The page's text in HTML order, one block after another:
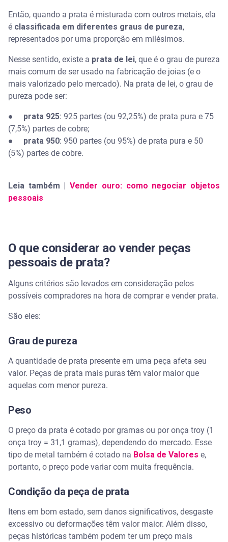
Então, quando a prata é misturada com outros metais, ela
é classificada em diferentes graus de pureza,
representados por uma proporção em milésimos.
Nesse sentido, existe a prata de lei, que é o grau de pureza
mais comum de ser usado na fabricação de joias (e o
mais valorizado pelo mercado). Na prata de lei, o grau de
pureza pode ser:
● prata 925: 925 partes (ou 92,25%) de prata pura e 75
(7,5%) partes de cobre;
● prata 950: 950 partes (ou 95%) de prata pura e 50
(5%) partes de cobre.
Leia também |
Vender ouro: como negociar objetos
pessoais
O que considerar ao vender peças
pessoais de prata?
Alguns critérios são levados em consideração pelos
possíveis compradores na hora de comprar e vender prata.
São eles:
Grau de pureza
A quantidade de prata presente em uma peça afeta seu
valor. Peças de prata mais puras têm valor maior que
aquelas com menor pureza.
Peso
O preço da prata é cotado por gramas ou por onça troy (1
onça troy = 31,1 gramas), dependendo do mercado. Esse
tipo de metal também é cotado na Bolsa de Valores e,
portanto, o preço pode variar com muita frequência.
Condição da peça de prata
Itens em bom estado, sem danos significativos, desgaste
excessivo ou deformações têm valor maior. Além disso,
peças históricas também podem ter um preço mais